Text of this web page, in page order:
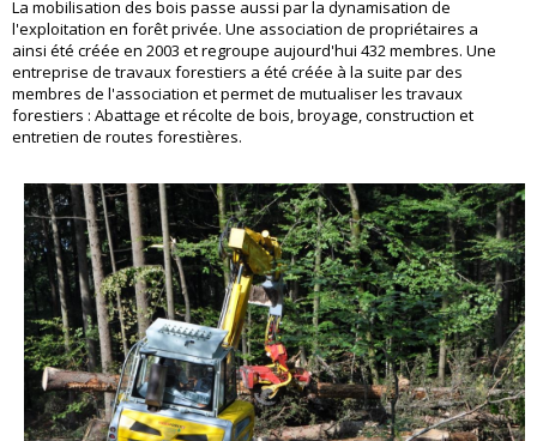
La mobilisation des bois passe aussi par la dynamisation de
l'exploitation en forêt privée. Une association de propriétaires a
ainsi été créée en 2003 et regroupe aujourd'hui 432 membres. Une
entreprise de travaux forestiers a été créée à la suite par des
membres de l'association et permet de mutualiser les travaux
forestiers : Abattage et récolte de bois, broyage, construction et
entretien de routes forestières.